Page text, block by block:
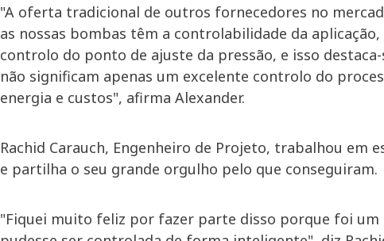
"A oferta tradicional de outros fornecedores no
as nossas bombas têm a controlabilidade da
controlo do ponto de ajuste da pressão, e isso
não significam apenas um excelente controlo do
energia e custos", afirma Alexander.
Rachid Carauch, Engenheiro de Projeto, trabalhou
e partilha o seu grande orgulho pelo que conseguiram.
"Fiquei muito feliz por fazer parte disso porque foi um